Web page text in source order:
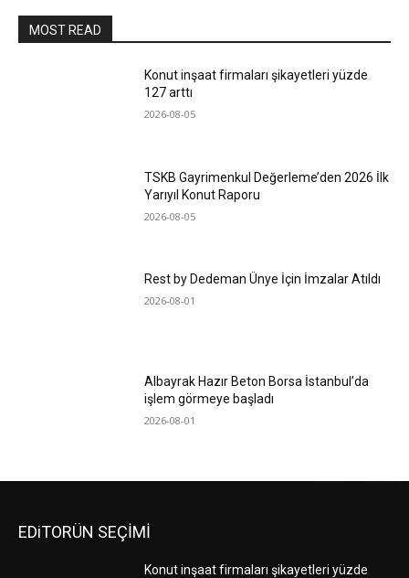
MOST READ
Konut inşaat firmaları şikayetleri yüzde
127 arttı
2026-08-05
TSKB Gayrimenkul Değerleme’den 2026 İlk
Yarıyıl Konut Raporu
2026-08-05
Rest by Dedeman Ünye İçin İmzalar Atıldı
2026-08-01
Albayrak Hazır Beton Borsa İstanbul’da
işlem görmeye başladı
2026-08-01
EDiTORÜN SEÇİMİ
Konut inşaat firmaları şikayetleri yüzde